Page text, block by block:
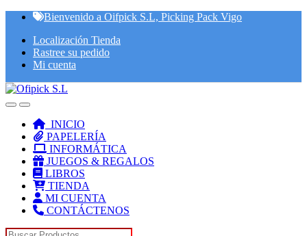
Skip
navigation
Skip
content
Bienvenido a Oifpick S.L, Picking Pack Vigo
Localización Tienda
Rastree su pedido
Mi cuenta
INICIO
PAPELERÍA
INFORMÁTICA
JUEGOS & REGALOS
LIBROS
TIENDA
MI CUENTA
CONTÁCTENOS
Search for: